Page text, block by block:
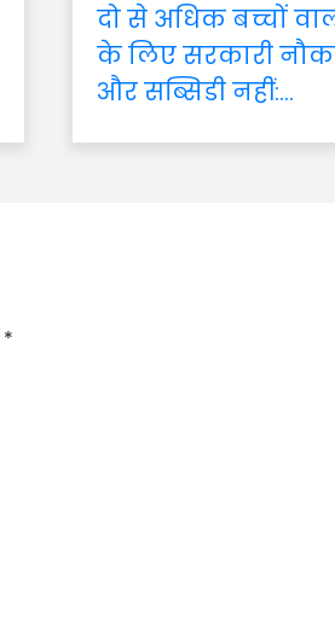
दो से अधिक बच्चों
के लिए सरकारी
और सब्सिडी नहीं:...
*